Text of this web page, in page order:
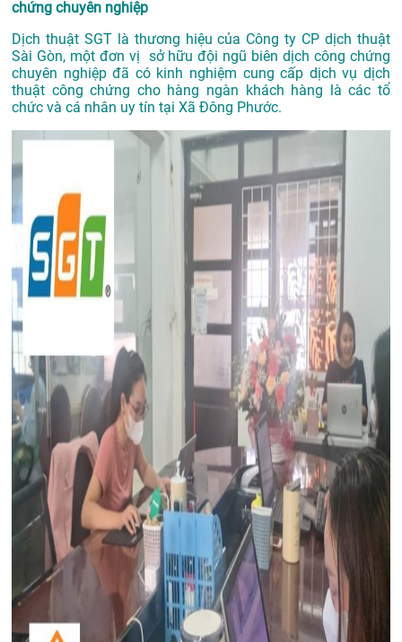
chứng chuyên nghiệp
Dịch thuật SGT là thương hiệu của Công ty CP dịch thuật
Sài Gòn, một đơn vị sở hữu đội ngũ biên dịch công chứng
chuyên nghiệp đã có kinh nghiệm cung cấp dịch vụ dịch
thuật công chứng cho hàng ngàn khách hàng là các tổ
chức và cá nhân uy tín tại Xã Đông Phước.